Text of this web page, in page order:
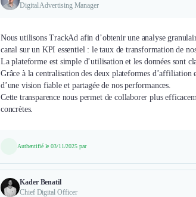
Digital Advertising Manager
Nous utilisons TrackAd afin d’obtenir une analyse
canal sur un KPI essentiel : le taux de transformation de nos
La plateforme est simple d’utilisation et les données sont
Grâce à la centralisation des deux plateformes d’affiliation
d’une vision fiable et partagée de nos performances.
Cette transparence nous permet de collaborer plus
concrètes.
Authentifié le 03/11/2025 par
Kader Benatil
Chief Digital Officer